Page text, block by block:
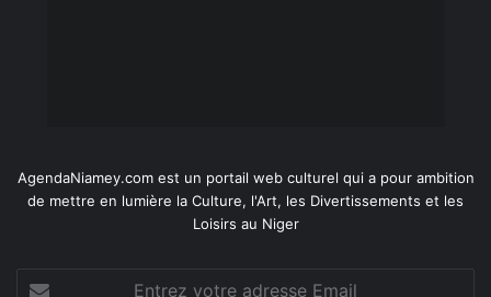
AgendaNiamey.com est un portail web culturel qui a pour ambition
de mettre en lumière la Culture, l'Art, les Divertissements et les
Loisirs au Niger
Entrez